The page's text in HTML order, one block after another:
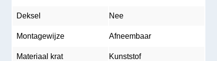
Deksel Nee
Montagewijze Afneembaar
Materiaal krat Kunststof